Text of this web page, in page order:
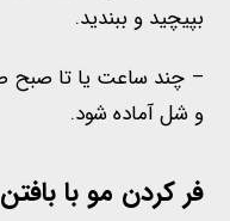
بپیچید و ببندید.
– چند ساعت یا تا صبح
و شل آماده شود.
فر کردن مو با